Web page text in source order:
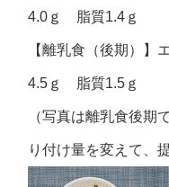
4.0ｇ 脂質1.4ｇ
【離乳食（後期）
4.5ｇ 脂質1.5ｇ
（写真は離乳食後期
り付け量を変えて、